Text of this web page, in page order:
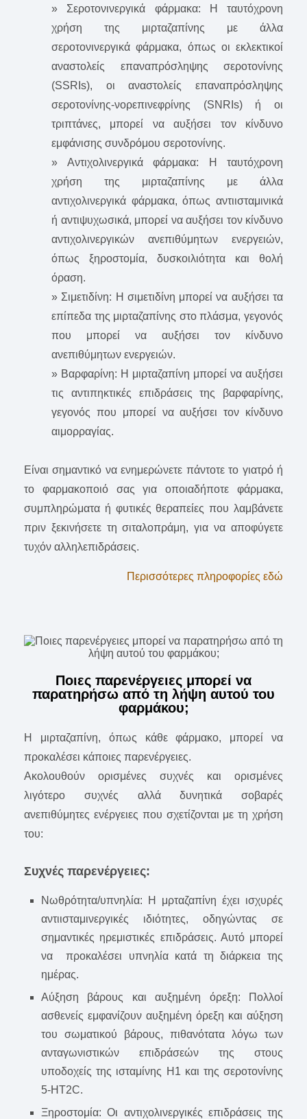
» Σεροτονινεργικά φάρμακα: Η ταυτόχρονη
χρήση της μιρταζαπίνης με άλλα
σεροτονινεργικά φάρμακα, όπως οι εκλεκτικοί
αναστολείς επαναπρόσληψης σεροτονίνης
(SSRIs), οι αναστολείς επαναπρόσληψης
σεροτονίνης-νορεπινεφρίνης (SNRIs) ή οι
τριπτάνες, μπορεί να αυξήσει τον κίνδυνο
εμφάνισης συνδρόμου σεροτονίνης.
» Αντιχολινεργικά φάρμακα: Η ταυτόχρονη
χρήση της μιρταζαπίνης με άλλα
αντιχολινεργικά φάρμακα, όπως αντιισταμινικά
ή αντιψυχωσικά, μπορεί να αυξήσει τον κίνδυνο
αντιχολινεργικών ανεπιθύμητων ενεργειών,
όπως ξηροστομία, δυσκοιλιότητα και θολή
όραση.
» Σιμετιδίνη: Η σιμετιδίνη μπορεί να αυξήσει τα
επίπεδα της μιρταζαπίνης στο πλάσμα, γεγονός
που μπορεί να αυξήσει τον κίνδυνο
ανεπιθύμητων ενεργειών.
» Βαρφαρίνη: Η μιρταζαπίνη μπορεί να αυξήσει
τις αντιπηκτικές επιδράσεις της βαρφαρίνης,
γεγονός που μπορεί να αυξήσει τον κίνδυνο
αιμορραγίας.
Είναι σημαντικό να ενημερώνετε πάντοτε το γιατρό ή
το φαρμακοποιό σας για οποιαδήποτε φάρμακα,
συμπληρώματα ή φυτικές θεραπείες που λαμβάνετε
πριν ξεκινήσετε τη σιταλοπράμη, για να αποφύγετε
τυχόν αλληλεπιδράσεις.
Περισσότερες πληροφορίες εδώ
Ποιες παρενέργειες μπορεί να
παρατηρήσω από τη λήψη αυτού του
φαρμάκου;
Η μιρταζαπίνη, όπως κάθε φάρμακο, μπορεί να
προκαλέσει κάποιες παρενέργειες.
Ακολουθούν ορισμένες συχνές και ορισμένες
λιγότερο συχνές αλλά δυνητικά σοβαρές
ανεπιθύμητες ενέργειες που σχετίζονται με τη χρήση
του:
Συχνές παρενέργειες:
Νωθρότητα/υπνηλία: Η μρταζαπίνη έχει ισχυρές
αντιισταμινεργικές ιδιότητες, οδηγώντας σε
σημαντικές ηρεμιστικές επιδράσεις. Αυτό μπορεί
να προκαλέσει υπνηλία κατά τη διάρκεια της
ημέρας.
Αύξηση βάρους και αυξημένη όρεξη: Πολλοί
ασθενείς εμφανίζουν αυξημένη όρεξη και αύξηση
του σωματικού βάρους, πιθανότατα λόγω των
ανταγωνιστικών επιδράσεών της στους
υποδοχείς της ισταμίνης H1 και της σεροτονίνης
5-HT2C.
Ξηροστομία: Οι αντιχολινεργικές επιδράσεις της